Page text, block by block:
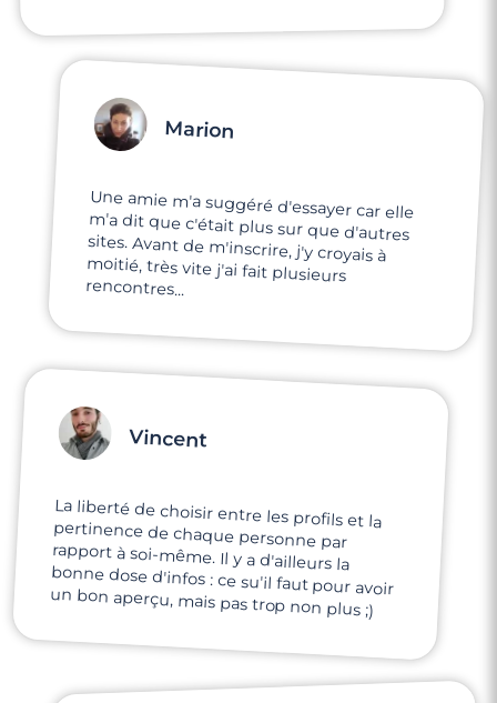
Marion
Une amie m'a suggéré d'essayer car elle
m'a dit que c'était plus sur que d'autres
sites. Avant de m'inscrire, j'y croyais à
moitié, très vite j'ai fait plusieurs
rencontres...
Vincent
La liberté de choisir entre les profils et la
pertinence de chaque personne par
rapport à soi-même. Il y a d'ailleurs la
bonne dose d'infos : ce su'il faut pour avoir
un bon aperçu, mais pas trop non plus ;)